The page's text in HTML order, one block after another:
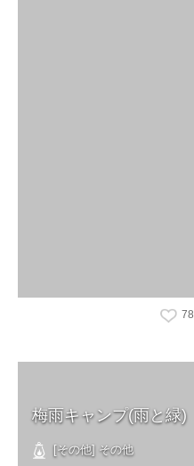
78
梅雨キャンプ(雨と緑)
[その他] その他